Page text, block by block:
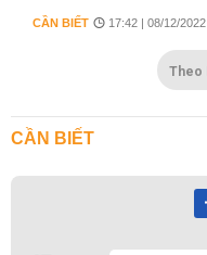
CẦN BIẾT 17:42 | 08/12/2022
Theo
CẦN BIẾT